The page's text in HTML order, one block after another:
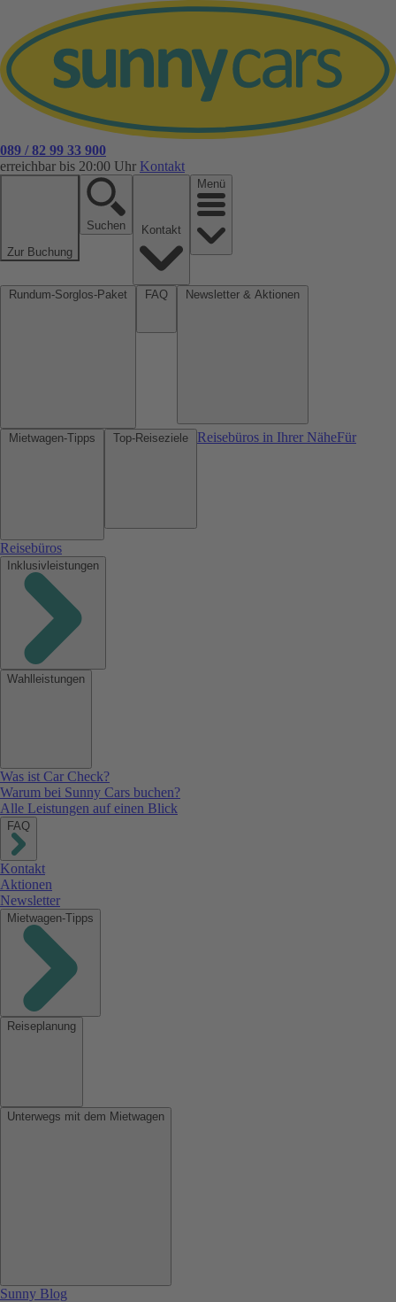
089 / 82 99 33 900
erreichbar bis 20:00 Uhr Kontakt
Zur Buchung
Suchen
Menü
Reisebüros in Ihrer NäheFür
Reisebüros
Inklusivleistungen
Wahlleistungen
Was ist Car Check?
Warum bei Sunny Cars buchen?
Alle Leistungen auf einen Blick
FAQ
Kontakt
Aktionen
Newsletter
Mietwagen-Tipps
Reiseplanung
Unterwegs mit dem Mietwagen
Sunny Blog